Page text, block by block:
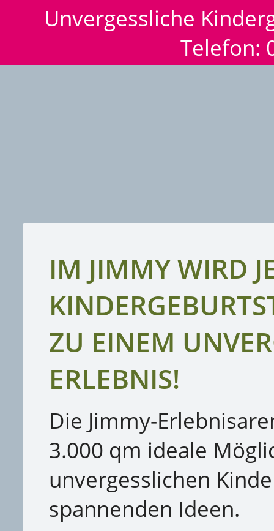
Unvergessliche
Telefon:
IM JIMMY WIRD
ZU EINEM
ERLEBNIS!
Die Jimmy-
3.000 qm ideale
unvergesslichen
spannenden Ideen.